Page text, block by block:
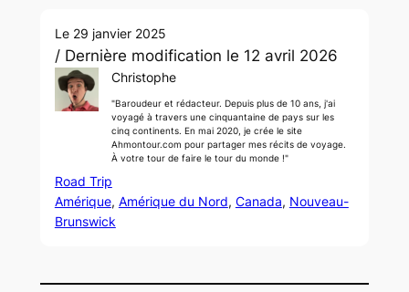
Le 29 janvier 2025
/ Dernière modification le 12 avril 2026
Christophe
"Baroudeur et rédacteur. Depuis plus de 10 ans, j'ai
voyagé à travers une cinquantaine de pays sur les
cinq continents. En mai 2020, je crée le site
Ahmontour.com pour partager mes récits de voyage.
À votre tour de faire le tour du monde !"
Road Trip
Amérique, Amérique du Nord, Canada, Nouveau-
Brunswick